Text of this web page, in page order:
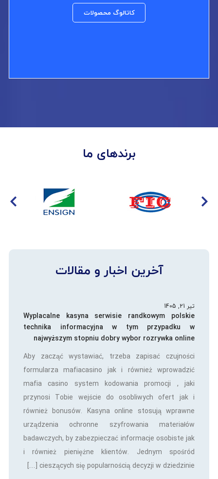
کاتالوگ محصولات
برندهای ما
آخرین اخبار و مقالات
تیر 21, 1405
Wyplacalne kasyna serwisie randkowym polskie
technika informacyjna w tym przypadku w
najwyższym stopniu dobry wybor rozrywka online
Aby zacząć wystawiać, trzeba zapisać czujności
formularza mafiacasino jak i również wprowadzić
mafia casino system kodowania promocji , jaki
przynosi Tobie wejście do osobliwych ofert jak i
również bonusów. Kasyna online stosują wprawne
urządzenia ochronne szyfrowania materiałów
badawczych, by zabezpieczać informacje osobiste jak
i również pieniężne klientów. Jednym spośród
cieszących się popularnością decyzji w dziedzinie […]